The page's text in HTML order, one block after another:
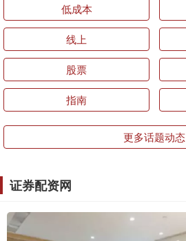
低成本
线上
股票
指南
更多话题动态
证券配资网